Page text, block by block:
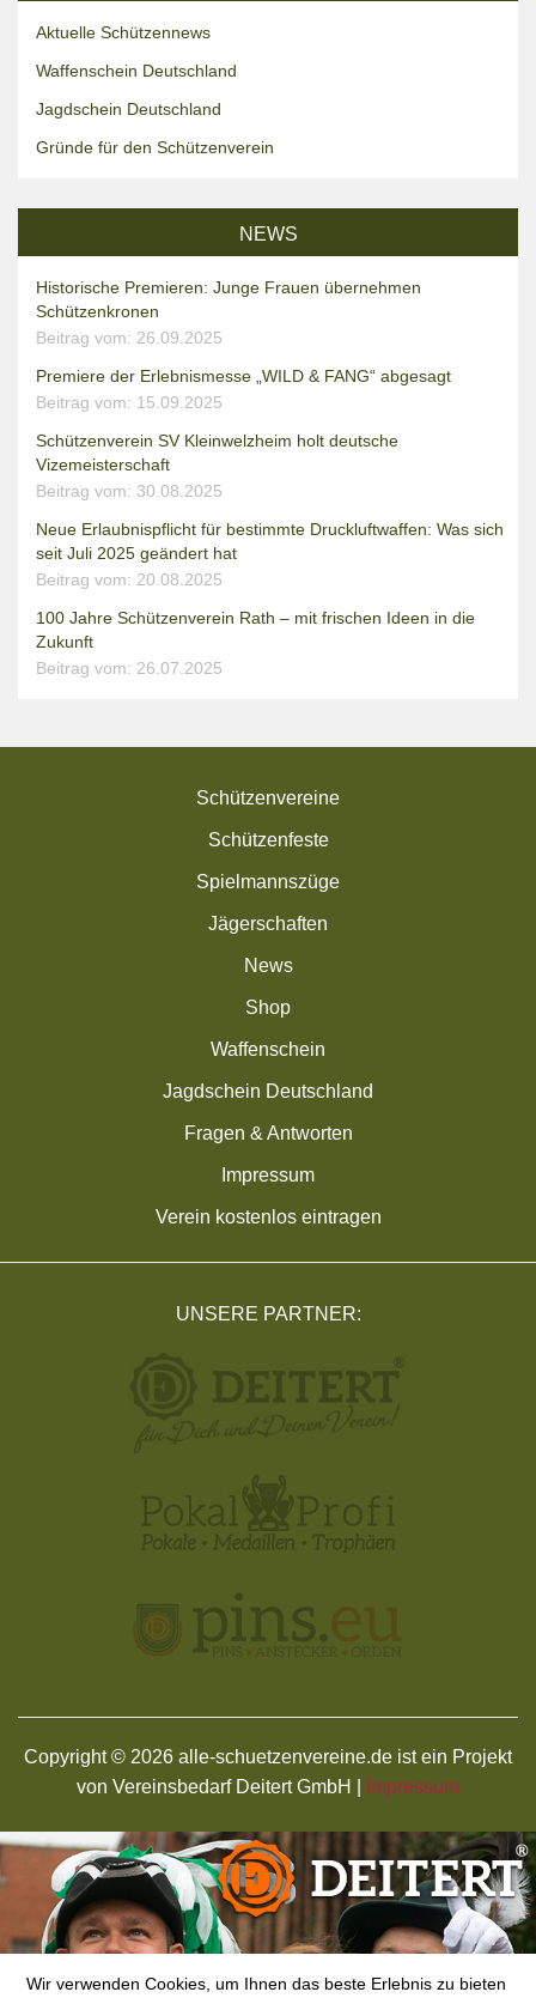
Aktuelle Schützennews
Waffenschein Deutschland
Jagdschein Deutschland
Gründe für den Schützenverein
NEWS
Historische Premieren: Junge Frauen übernehmen
Schützenkronen
Beitrag vom: 26.09.2025
Premiere der Erlebnismesse „WILD & FANG“ abgesagt
Beitrag vom: 15.09.2025
Schützenverein SV Kleinwelzheim holt deutsche
Vizemeisterschaft
Beitrag vom: 30.08.2025
Neue Erlaubnispflicht für bestimmte Druckluftwaffen: Was sich
seit Juli 2025 geändert hat
Beitrag vom: 20.08.2025
100 Jahre Schützenverein Rath – mit frischen Ideen in die
Zukunft
Beitrag vom: 26.07.2025
Schützenvereine
Schützenfeste
Spielmannszüge
Jägerschaften
News
Shop
Waffenschein
Jagdschein Deutschland
Fragen & Antworten
Impressum
Verein kostenlos eintragen
UNSERE PARTNER:
Copyright © 2026 alle-schuetzenvereine.de ist ein Projekt
von Vereinsbedarf Deitert GmbH |
Impressum
Wir verwenden Cookies, um Ihnen das beste Erlebnis zu bieten